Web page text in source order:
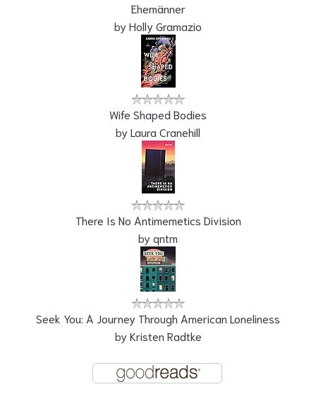
Ehemänner
byHolly Gramazio
Wife Shaped Bodies
byLaura Cranehill
There Is No Antimemetics Division
byqntm
Seek You: A Journey Through American Loneliness
byKristen Radtke